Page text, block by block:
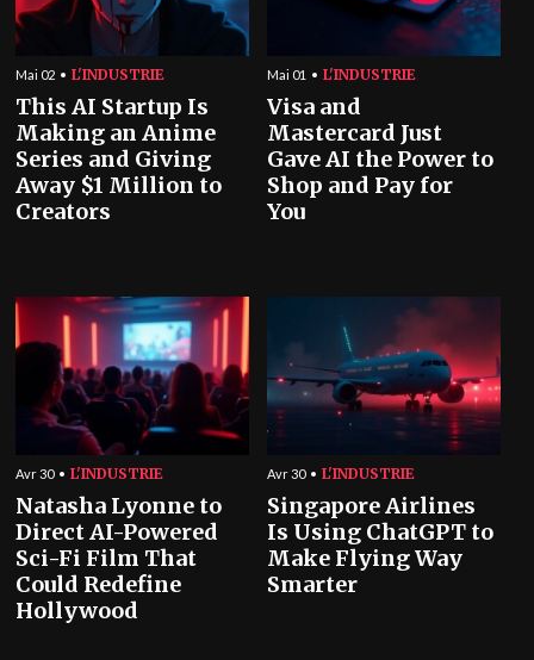
Mai 02 L'INDUSTRIE
This AI Startup Is
Making an Anime
Series and Giving
Away $1 Million to
Creators
Mai 01 L'INDUSTRIE
Visa and
Mastercard Just
Gave AI the Power to
Shop and Pay for
You
Avr 30 L'INDUSTRIE
Natasha Lyonne to
Direct AI-Powered
Sci-Fi Film That
Could Redefine
Hollywood
Avr 30 L'INDUSTRIE
Singapore Airlines
Is Using ChatGPT to
Make Flying Way
Smarter